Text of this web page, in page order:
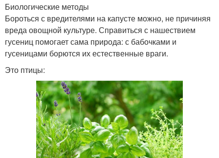
Биологические методы
Бороться с вредителями на капусте можно, не причиняя
вреда овощной культуре. Справиться с нашествием
гусениц помогает сама природа: с бабочками и
гусеницами борются их естественные враги.
Это птицы: